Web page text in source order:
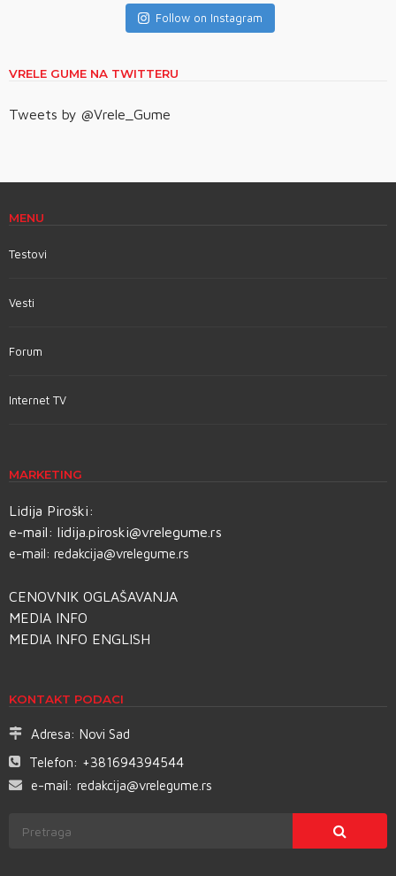
Follow on Instagram
VRELE GUME NA TWITTERU
Tweets by @Vrele_Gume
MENU
Testovi
Vesti
Forum
Internet TV
MARKETING
Lidija Piroški:
e-mail: lidija.piroski@vrelegume.rs
e-mail: redakcija@vrelegume.rs
CENOVNIK OGLAŠAVANJA
MEDIA INFO
MEDIA INFO ENGLISH
KONTAKT PODACI
Adresa: Novi Sad
Telefon: +381694394544
e-mail: redakcija@vrelegume.rs